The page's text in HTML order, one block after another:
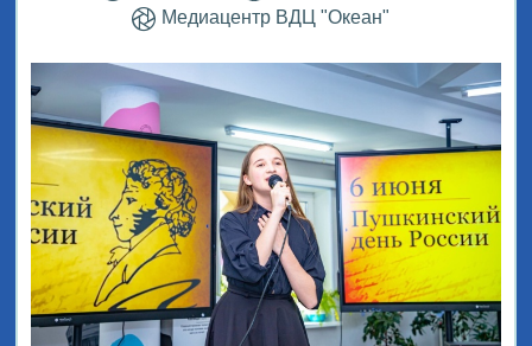
Медиацентр ВДЦ "Океан"